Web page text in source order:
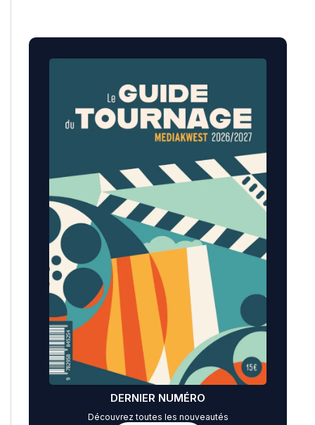
DERNIER NUMÉRO
Découvrez toutes les nouveautés